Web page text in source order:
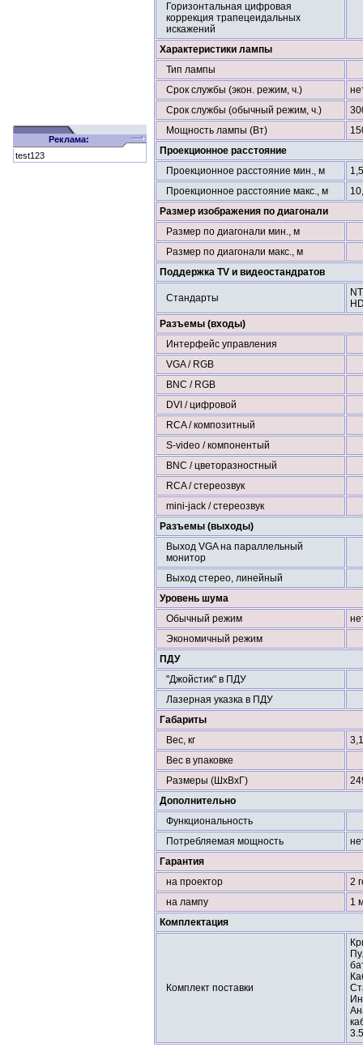
Реклама:
test123
Горизонтальная цифровая
коррекция трапецеидальных
искажений
Характеристики лампы
Тип лампы
Срок службы (экон. режим, ч.)
Срок службы (обычный режим, ч.)
Мощность лампы (Вт)
Проекционное расстояние
Проекционное расстояние мин., м
Проекционное расстояние макс., м
Размер изображения по диагонали
Размер по диагонали мин., м
Размер по диагонали макс., м
Поддержка TV и видеостандратов
Стандарты
Разъемы (входы)
Интерфейс управления
VGA / RGB
BNC / RGB
DVI / цифровой
RCA / композитный
S-video / компонентый
BNC / цветоразностный
RCA / стереозвук
mini-jack / стереозвук
Разъемы (выходы)
Выход VGA на параллельный
монитор
Выход стерео, линейный
Уровень шума
Обычный режим
Экономичный режим
ПДУ
"Джойстик" в ПДУ
Лазерная указка в ПДУ
Габариты
Вес, кг
Вес в упаковке
Размеры (ШхВхГ)
Дополнительно
Функциональность
Потребляемая мощность
Гарантия
на проектор
2
на лампу
1
Комплектация
Комплект поставки